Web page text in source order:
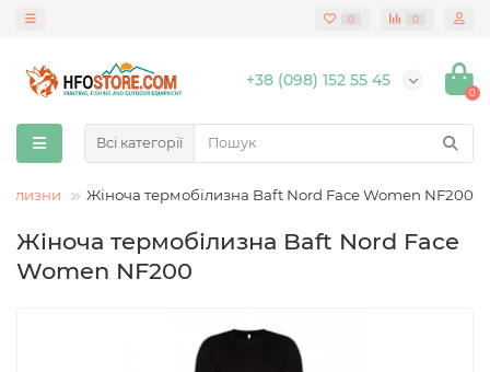
0 0
+38 (098) 152 55 45
0
Всі категорії
Жіноча термобілизна Baft Nord Face Women NF200
Жіноча термобілизна Baft Nord Face
Women NF200